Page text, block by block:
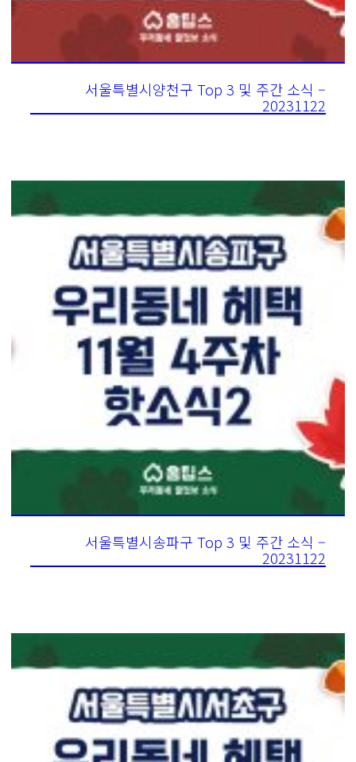
서울특별시양천구 Top 3 및 주간 소식 –
20231122
서울특별시송파구 Top 3 및 주간 소식 –
20231122